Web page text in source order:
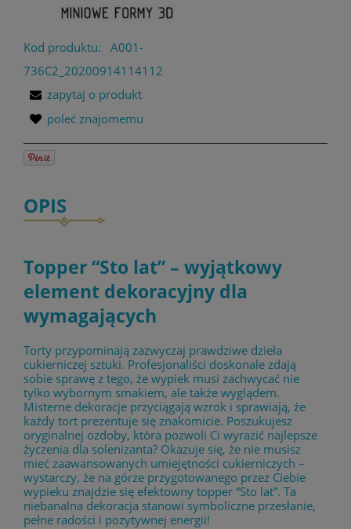
Kod produktu:
A001-
736C2_20200914114112
zapytaj o produkt
poleć znajomemu
OPIS
Topper “Sto lat” – wyjątkowy
element dekoracyjny dla
wymagających
Torty przypominają zazwyczaj prawdziwe dzieła
cukierniczej sztuki. Profesjonaliści doskonale zdają
sobie sprawę z tego, że wypiek musi zachwycać nie
tylko wybornym smakiem, ale także wyglądem.
Misterne dekoracje przyciągają wzrok i sprawiają, że
każdy tort prezentuje się znakomicie. Poszukujesz
oryginalnej ozdoby, która pozwoli Ci wyrazić najlepsze
życzenia dla solenizanta? Okazuje się, że nie musisz
mieć zaawansowanych umiejętności cukierniczych –
wystarczy, że na górze przygotowanego przez Ciebie
wypieku znajdzie się efektowny topper “Sto lat”. Ta
niebanalna dekoracja stanowi symboliczne przesłanie,
pełne radości i pozytywnej energii!